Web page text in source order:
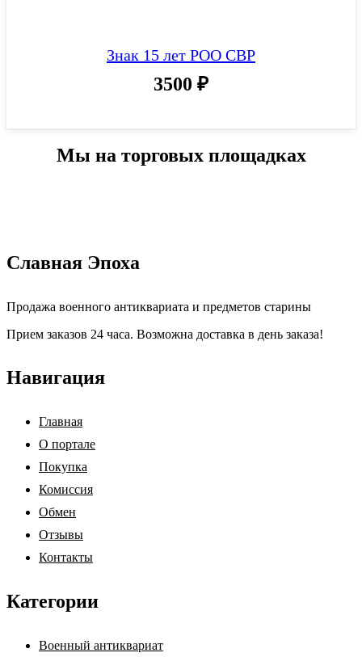
Знак 15 лет РОО СВР
3500 ₽
Мы на торговых площадках
Славная Эпоха
Продажа военного антиквариата и предметов старины
Прием заказов 24 часа. Возможна доставка в день заказа!
Навигация
Главная
О портале
Покупка
Комиссия
Обмен
Отзывы
Контакты
Категории
Военный антиквариат